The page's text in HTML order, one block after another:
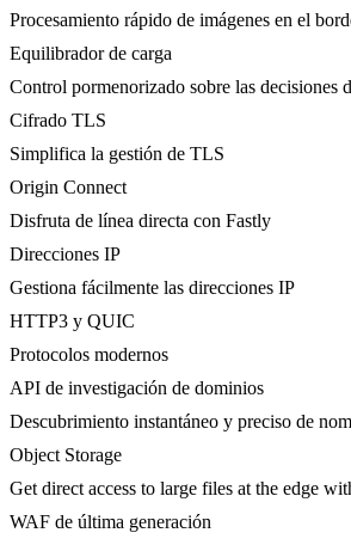
Procesamiento rápido de imágenes en el
Equilibrador de carga
Control pormenorizado sobre las decisiones
Cifrado TLS
Simplifica la gestión de TLS
Origin Connect
Disfruta de línea directa con Fastly
Direcciones IP
Gestiona fácilmente las direcciones IP
HTTP3 y QUIC
Protocolos modernos
API de investigación de dominios
Descubrimiento instantáneo y preciso de
Object Storage
Get direct access to large files at the edge
WAF de última generación